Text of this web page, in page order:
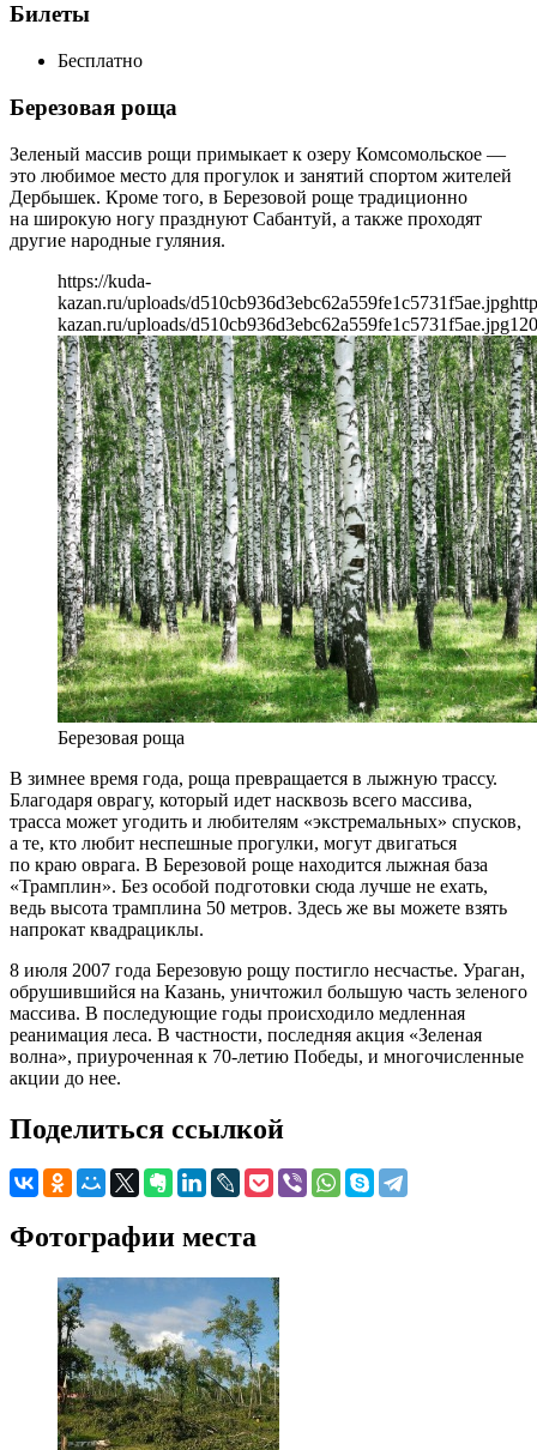
Билеты
Бесплатно
Березовая роща
Зеленый массив рощи примыкает к озеру Комсомольское —
это любимое место для прогулок и занятий спортом жителей
Дербышек. Кроме того, в Березовой роще традиционно
на широкую ногу празднуют Сабантуй, а также проходят
другие народные гуляния.
https://kuda-
kazan.ru/uploads/d510cb936d3ebc62a559fe1c5731f5ae.jpg
kazan.ru/uploads/d510cb936d3ebc62a559fe1c5731f5ae.jpg
Березовая роща
В зимнее время года, роща превращается в лыжную трассу.
Благодаря оврагу, который идет насквозь всего массива,
трасса может угодить и любителям «экстремальных» спусков,
а те, кто любит неспешные прогулки, могут двигаться
по краю оврага. В Березовой роще находится лыжная база
«Трамплин». Без особой подготовки сюда лучше не ехать,
ведь высота трамплина 50 метров. Здесь же вы можете взять
напрокат квадрациклы.
8 июля 2007 года Березовую рощу постигло несчастье. Ураган,
обрушившийся на Казань, уничтожил большую часть зеленого
массива. В последующие годы происходило медленная
реанимация леса. В частности, последняя акция «Зеленая
волна», приуроченная к 70-летию Победы, и многочисленные
акции до нее.
Поделиться ссылкой
Фотографии места